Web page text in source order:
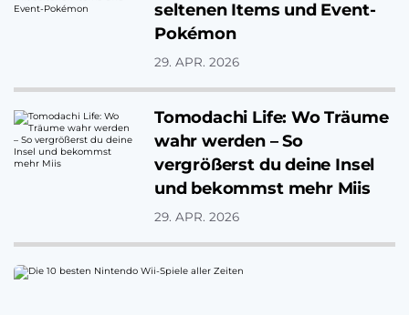
seltenen Items und Event-
Pokémon
29. APR. 2026
Tomodachi Life: Wo Träume
wahr werden – So
vergrößerst du deine Insel
und bekommst mehr Miis
29. APR. 2026